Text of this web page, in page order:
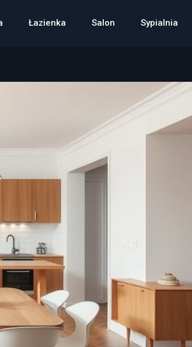
Łazienka Salon Sypialnia